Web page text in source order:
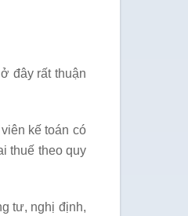
đây rất thuận
kế toán có
thuế theo quy
tư, nghị định,